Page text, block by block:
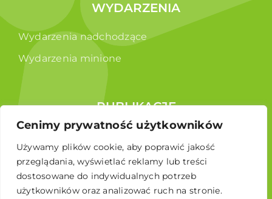
Cenimy prywatność użytkowników
Używamy plików cookie, aby poprawić jakość
przeglądania, wyświetlać reklamy lub treści
dostosowane do indywidualnych potrzeb
użytkowników oraz analizować ruch na stronie.
WYDARZENIA
Wydarzenia nadchodzące
Wydarzenia minione
PUBLIKACJE
Broszura edukacyjna